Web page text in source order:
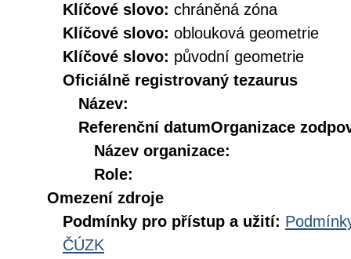
Klíčové slovo: chráněná zóna
Klíčové slovo: oblouková geometrie
Klíčové slovo: původní geometrie
Oficiálně registrovaný tezaurus
Název:
Referenční datumOrganizace
Název organizace:
Role:
Omezení zdroje
Podmínky pro přístup a užití:
ČÚZK